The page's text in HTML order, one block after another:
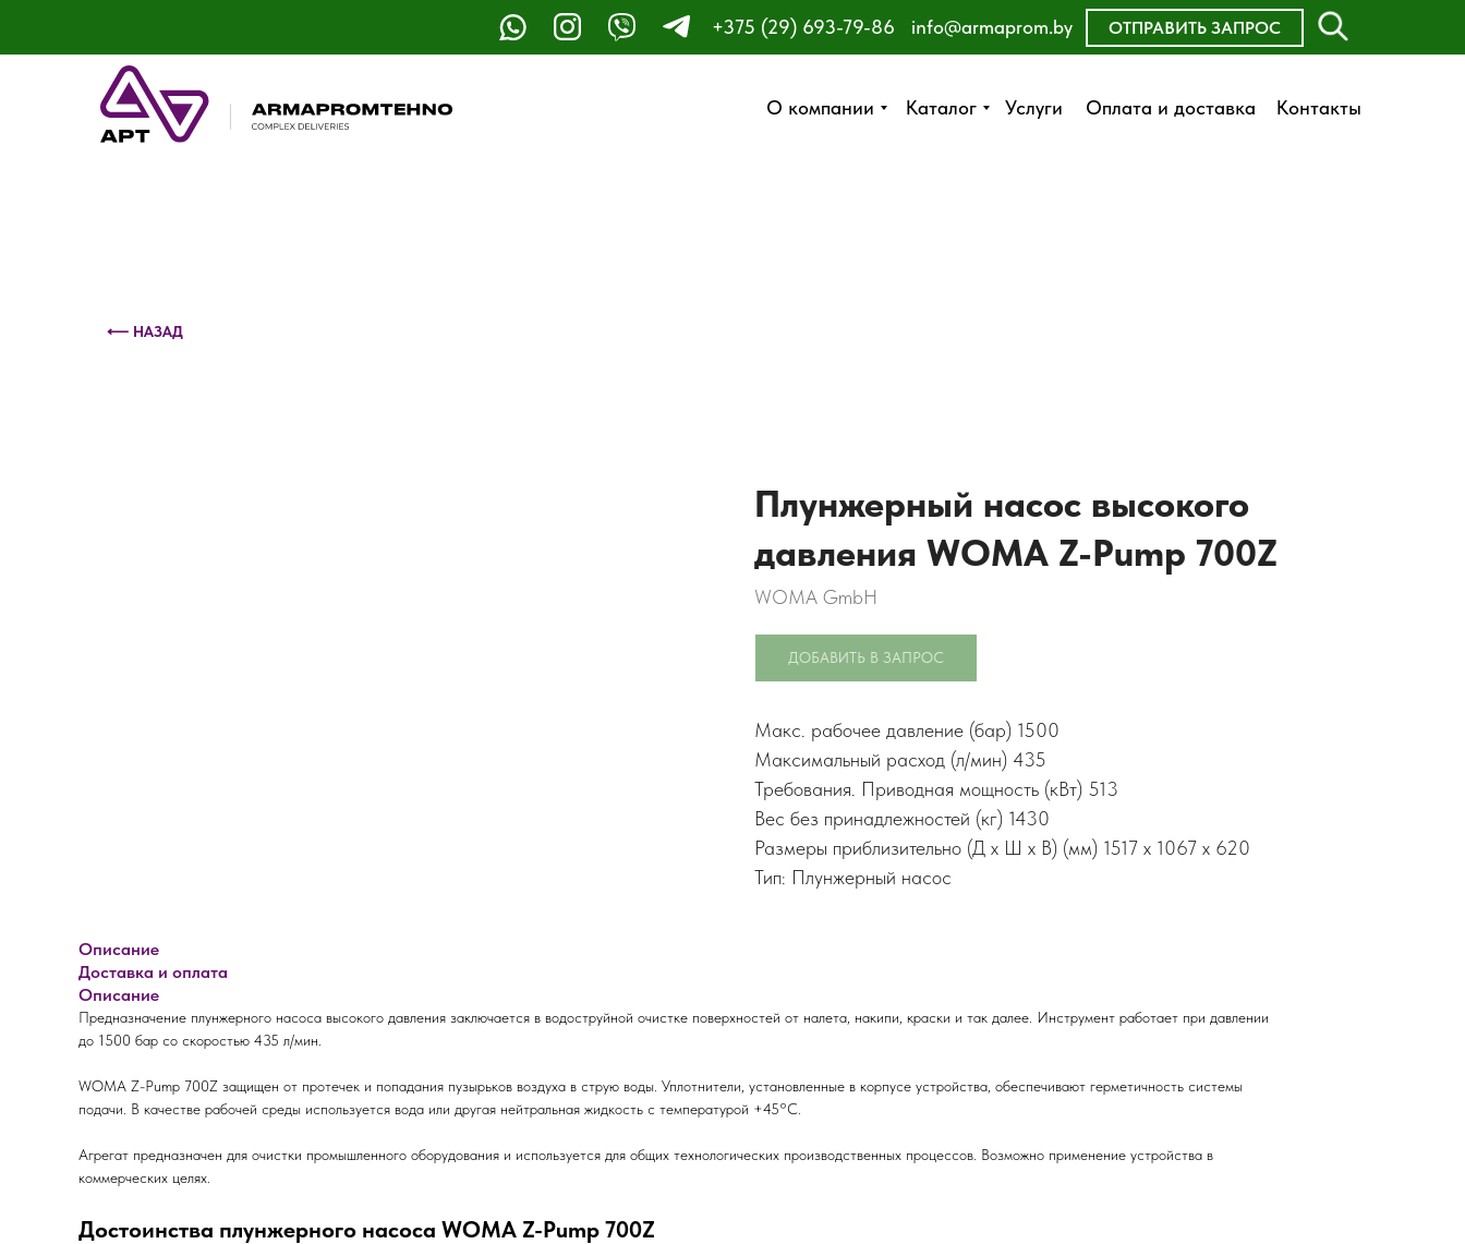
О компании Каталог Услуги Оплата и доставка Контакты
+375 (29) 693-79-86 ОТПРАВИТЬ ЗАПРОС
info@armaprom.by
О компании Каталог Услуги Оплата и доставка Контакты
ОСТАВИТЬ ЗАЯВКУ
ЗАКАЗАТЬ ЗВОНОК
⟵ НАЗАД
Плунжерный насос высокого
давления WOMA Z-Pump 700Z
WOMA GmbH
ДОБАВИТЬ В ЗАПРОС
Макс. рабочее давление (бар) 1500
Максимальный расход (л/мин) 435
Требования. Приводная мощность (кВт) 513
Вес без принадлежностей (кг) 1430
Размеры приблизительно (Д x Ш x В) (мм) 1517 x 1067 x 620
Тип: Плунжерный насос
Описание
Доставка и оплата
Описание
Предназначение плунжерного насоса высокого давления заключается в водоструйной очистке поверхностей от налета, накипи, краски и так далее. Инструмент работает при давлении
до 1500 бар со скоростью 435 л/мин.
WOMA Z-Pump 700Z защищен от протечек и попадания пузырьков воздуха в струю воды. Уплотнители, установленные в корпусе устройства, обеспечивают герметичность системы
подачи. В качестве рабочей среды используется вода или другая нейтральная жидкость с температурой +45°C.
Агрегат предназначен для очистки промышленного оборудования и используется для общих технологических производственных процессов. Возможно применение устройства в
коммерческих целях.
Достоинства плунжерного насоса WOMA Z-Pump 700Z